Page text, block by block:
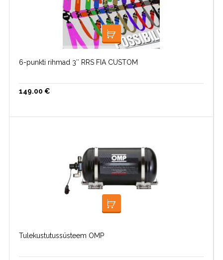
LOE EDASI
6-punkti rihmad 3″ RRS FIA CUSTOM
149.00 €
LISA KORVI
Tulekustutussüsteem OMP